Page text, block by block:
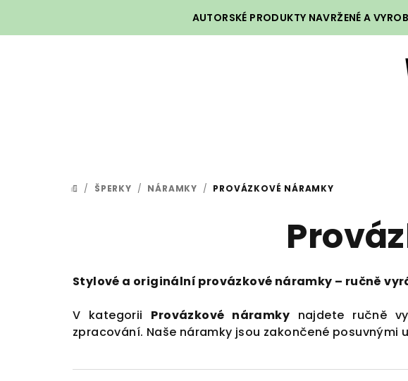
AUTORSKÉ PRODUKTY NAVRŽENÉ A
DOMŮ
/ ŠPERKY / NÁRAMKY / PROVÁZKOVÉ NÁRAMKY
Stylové a originální provázkové náramky – ručně
V kategorii Provázkové náramkynajdete ručně
zpracování. Naše náramky jsou zakončené